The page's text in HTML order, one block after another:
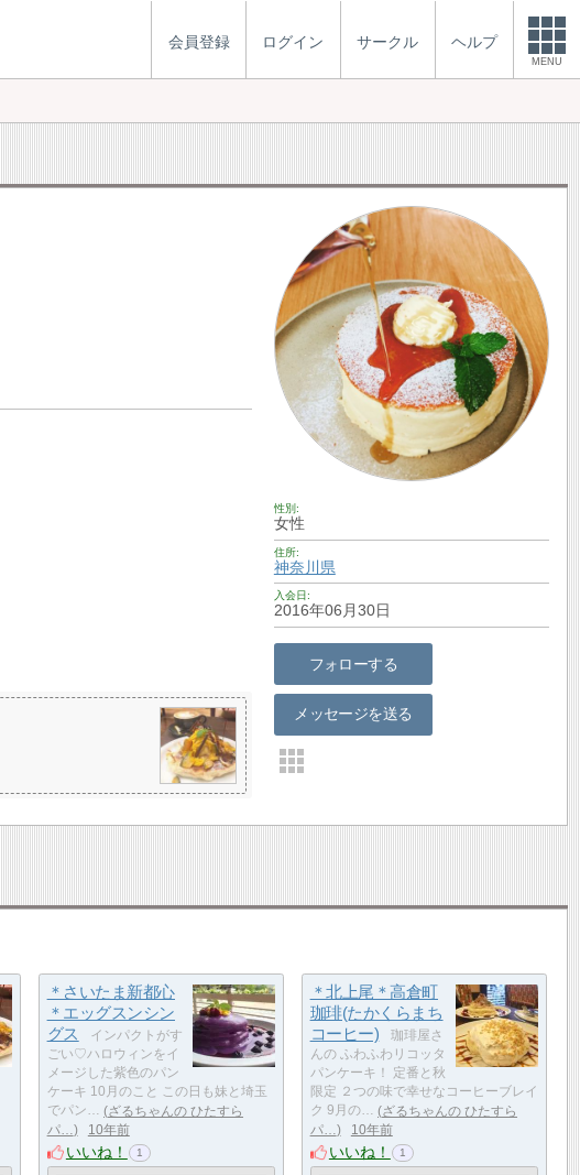
会員登録 ログイン サークル ヘルプ
MENU
性別
女性
住所
神奈川県
入会日
2016年06月30日
フォローする
メッセージを送る
＊さいたま新都心
＊エッグスンシン
グス
インパクトがす
ごい♡ハロウィンをイ
メージした紫色のパン
ケーキ 10月のこと この日も妹と埼玉
でパン…
ざるちゃんの ひたすら
パ…
10年前
いいね！ 1
＊北上尾＊高倉町
珈琲(たかくらまち
コーヒー)
珈琲屋さ
んの ふわふわリコッタ
パンケーキ！ 定番と秋
限定 ２つの味で幸せなコーヒーブレイ
ク 9月の…
ざるちゃんの ひたすら
パ…
10年前
いいね！ 1